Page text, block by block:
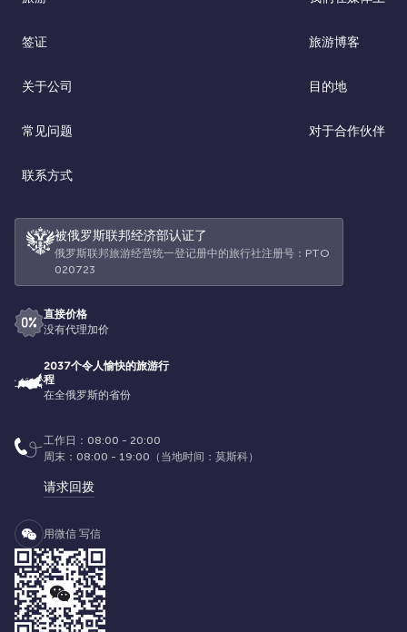
签证 旅游博客
关于公司 目的地
常见问题 对于合作伙伴
联系方式
被俄罗斯联邦经济部认证了
俄罗斯联邦旅游经营统一登记册中的旅行社注册号：РТО
020723
直接价格
没有代理加价
2037个令人愉快的旅游行
程
在全俄罗斯的省份
工作日：08:00 - 20:00
周末：08:00 - 19:00（当地时间：莫斯科）
请求回拨
用微信 写信